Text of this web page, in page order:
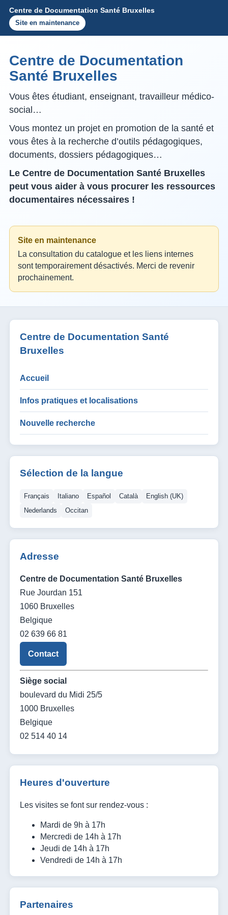
Centre de Documentation Santé Bruxelles
Site en maintenance
Centre de Documentation
Santé Bruxelles
Vous êtes étudiant, enseignant, travailleur médico-
social…
Vous montez un projet en promotion de la santé et
vous êtes à la recherche d’outils pédagogiques,
documents, dossiers pédagogiques…
Le Centre de Documentation Santé Bruxelles
peut vous aider à vous procurer les ressources
documentaires nécessaires !
Site en maintenance
La consultation du catalogue et les liens internes
sont temporairement désactivés. Merci de revenir
prochainement.
Centre de Documentation Santé
Bruxelles
Accueil
Infos pratiques et localisations
Nouvelle recherche
Sélection de la langue
Français Italiano Español Català
English (UK)
Nederlands
Occitan
Adresse
Centre de Documentation Santé Bruxelles
Rue Jourdan 151
1060 Bruxelles
Belgique
02 639 66 81
Contact
Siège social
boulevard du Midi 25/5
1000 Bruxelles
Belgique
02 514 40 14
Heures d'ouverture
Les visites se font sur rendez-vous :
Mardi de 9h à 17h
Mercredi de 14h à 17h
Jeudi de 14h à 17h
Vendredi de 14h à 17h
Partenaires